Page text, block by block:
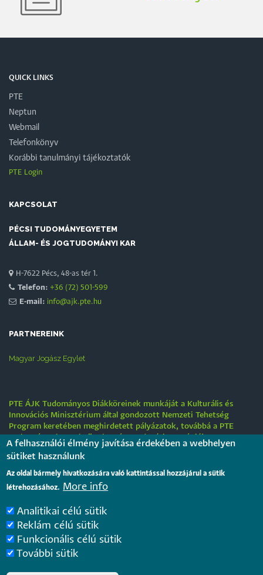
QUICK LINKS
PTE
Neptun
Webmail
Telefonkönyv
Korábbi tanulmányi tájékoztatók
PTE Login
KAPCSOLAT
PÉCSI TUDOMÁNYEGYETEM
ÁLLAM- ÉS JOGTUDOMÁNYI KAR
H-7622 Pécs, 48-as tér 1.
Telefon: +36 (72) 501-599
E-mail: info@ajk.pte.hu
PARTNEREINK
Magyar Jogász Egylet
PTE ÁJK Tudományos Diákköreinek munkáját a Kulturális és
Innovációs Minisztérium által gondozott Nemzeti Tehetség
Program keretében meghirdetett pályázatok, továbbá a PTE
„Tehetségre hangolva” tehetséggondozási stratégiája
Tájékoztatás nyári működési rendről
2026. július 31.
Internationale rechtsvergleichende Konferenz für junge
Juristinnen und Juristen in Győr – Bewerbungsfrist: 25.
August 2026
2026. július 28.
A felhasználói élmény javítása érdekében a webhelyen
sütiket használunk
Az oldal bármely hivatkozására való kattintással hozzájárul a sütik
létrehozásához. More info
Analitikai célú sütik
Reklám célú sütik
Funkcionális célú sütik
További sütik